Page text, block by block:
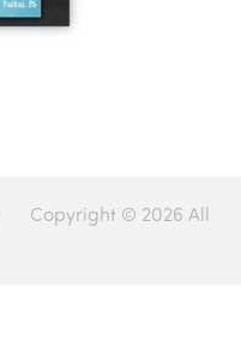
Copyright © 2026 All